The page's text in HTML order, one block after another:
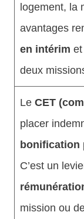
logement, la
avantages
en intérim
deux
Le CET
placer
bonification
C’est un
mission ou